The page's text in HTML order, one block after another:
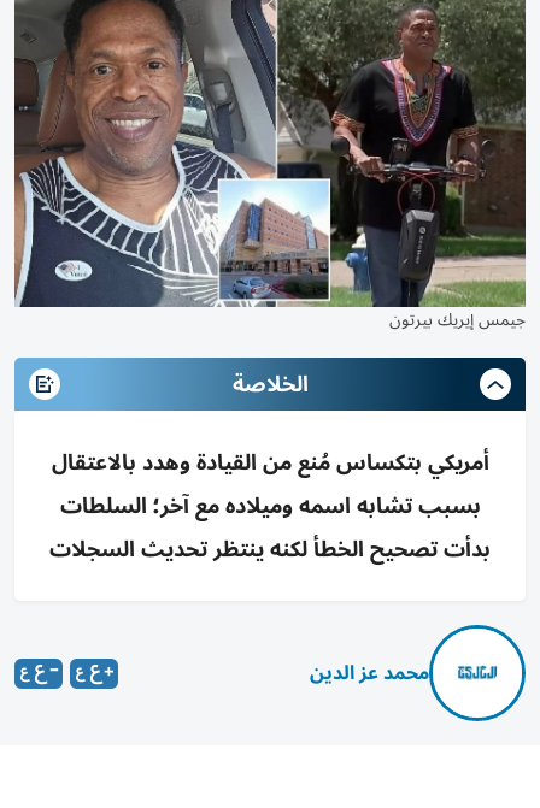
جيمس إيريك بيرتون
الخلاصة
أمريكي بتكساس مُنع من القيادة وهدد بالاعتقال
بسبب تشابه اسمه وميلاده مع آخر؛ السلطات
بدأت تصحيح الخطأ لكنه ينتظر تحديث السجلات
محمد عز الدين